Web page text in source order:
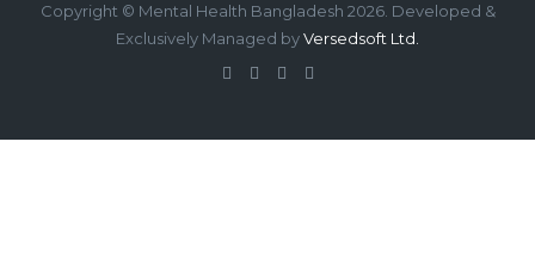
Copyright © Mental Health Bangladesh 2026. Developed &
Exclusively Managed byVersedsoft Ltd.